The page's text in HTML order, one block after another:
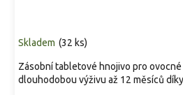
Skladem (32 ks)
Zásobní tabletové hnojivo pro
dlouhodobou výživu až 12 měsíců